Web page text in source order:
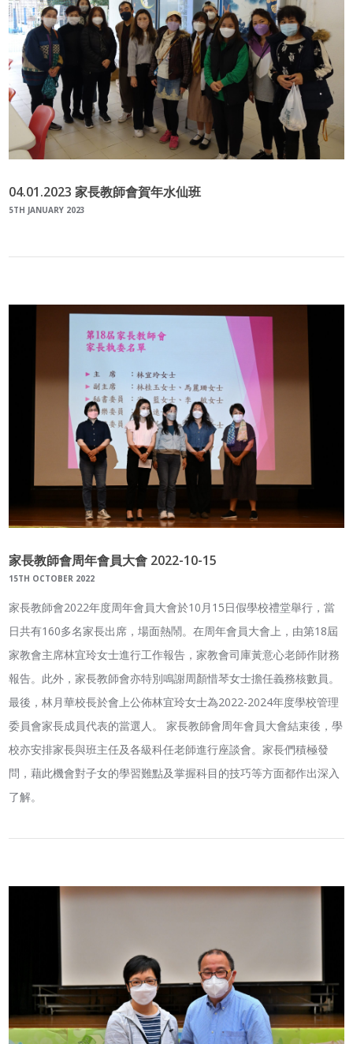
04.01.2023 家長教師會賀年水仙班
5TH JANUARY 2023
家長教師會周年會員大會 2022-10-15
15TH OCTOBER 2022
家長教師會2022年度周年會員大會於10月15日假學校禮堂舉行，當
日共有160多名家長出席，場面熱鬧。在周年會員大會上，由第18屆
家教會主席林宜玲女士進行工作報告，家教會司庫黃意心老師作財務
報告。此外，家長教師會亦特別鳴謝周顏惜琴女士擔任義務核數員。
最後，林月華校長於會上公佈林宜玲女士為2022-2024年度學校管理
委員會家長成員代表的當選人。 家長教師會周年會員大會結束後，學
校亦安排家長與班主任及各級科任老師進行座談會。家長們積極發
問，藉此機會對子女的學習難點及掌握科目的技巧等方面都作出深入
了解。